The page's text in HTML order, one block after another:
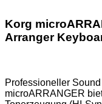
Korg
Arranger
Professioneller
microARRANGER